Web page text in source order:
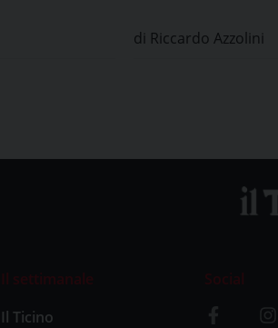
di Riccardo Azzolini
Il settimanale
Il Ticino
Social